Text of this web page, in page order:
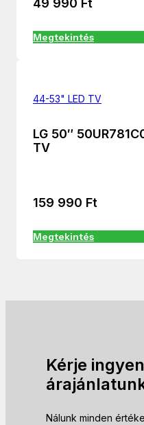
49 990 Ft
Megtekintés
44-53" LED TV
LG 50″
TV
159 990 Ft
Megtekintés
Kérje
Nálunk minden